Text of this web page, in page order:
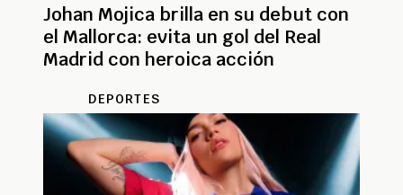
Johan Mojica brilla en su debut con
el Mallorca: evita un gol del Real
Madrid con heroica acción
DEPORTES